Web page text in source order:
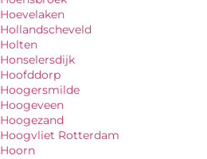
Hoevelaken
Hollandscheveld
Holten
Honselersdijk
Hoofddorp
Hoogersmilde
Hoogeveen
Hoogezand
Hoogvliet Rotterdam
Hoorn